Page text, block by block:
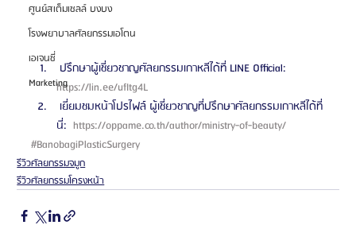
ศูนย์สเต็มเซลล์ บงบง
โรงพยาบาลศัลยกรรมเอโตน
เอเจนซี่
Marketing
ปรึกษาผู้เชี่ยวชาญศัลยกรรมเกาหลีได้ที่ LINE Official:
https://lin.ee/ufItg4L
นี่: https://oppame.co.th/author/ministry-of-beauty/
#BanobagiPlasticSurgery
รีวิวศัลยกรรมจมูก
รีวิวศัลยกรรมโครงหน้า